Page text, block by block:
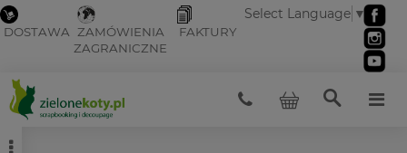
DOSTAWA ZAMÓWIENIA
ZAGRANICZNE
FAKTURY
Select Language ▼